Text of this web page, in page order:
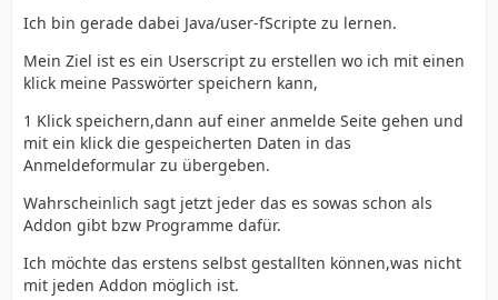
Ich bin gerade dabei Java/user-fScripte zu lernen.
Mein Ziel ist es ein Userscript zu erstellen wo ich mit einen
klick meine Passwörter speichern kann,
1 Klick speichern,dann auf einer anmelde Seite gehen und
mit ein klick die gespeicherten Daten in das
Anmeldeformular zu übergeben.
Wahrscheinlich sagt jetzt jeder das es sowas schon als
Addon gibt bzw Programme dafür.
Ich möchte das erstens selbst gestallten können,was nicht
mit jeden Addon möglich ist.